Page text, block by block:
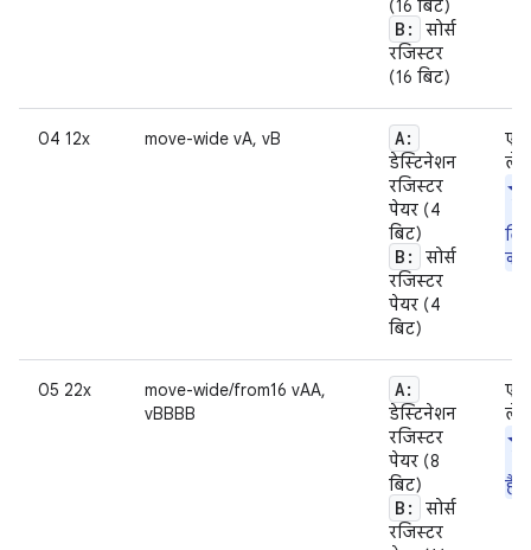
(16 बिट)
B:
सोर्स
रजिस्टर
(16 बिट)
04 12x move-wide vA, vB A:
डेस्टिनेशन
रजिस्टर
पेयर (4
बिट)
B:
सोर्स
रजिस्टर
पेयर (4
बिट)
एक
ले
को
05 22x
move-wide/from16 vAA,
vBBBB
A:
डेस्टिनेशन
रजिस्टर
पेयर (8
बिट)
B:
सोर्स
रजिस्टर
एक
ले
हैं.